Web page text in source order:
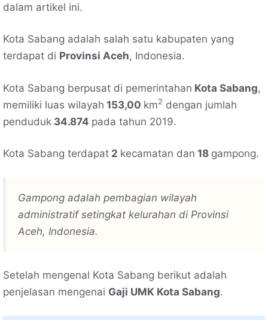
dalam artikel ini.
Kota Sabang adalah salah satu kabupaten yang
terdapat di Provinsi Aceh, Indonesia.
Kota Sabang berpusat di pemerintahan Kota Sabang,
memiliki luas wilayah 153,00 km2 dengan jumlah
penduduk 34.874 pada tahun 2019.
Kota Sabang terdapat 2 kecamatan dan 18 gampong.
Gampong adalah pembagian wilayah
administratif setingkat kelurahan di Provinsi
Aceh, Indonesia.
Setelah mengenal Kota Sabang berikut adalah
penjelasan mengenai Gaji UMK Kota Sabang.